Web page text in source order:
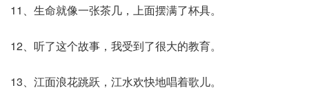
11、生命就像一张茶几，上面摆满了杯具。
12、听了这个故事，我受到了很大的教育。
13、江面浪花跳跃，江水欢快地唱着歌儿。